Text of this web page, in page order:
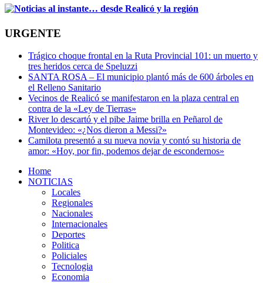
URGENTE
Trágico choque frontal en la Ruta Provincial 101: un muerto y
tres heridos cerca de Speluzzi
SANTA ROSA – El municipio plantó más de 600 árboles en
el Relleno Sanitario
Vecinos de Realicó se manifestaron en la plaza central en
contra de la «Ley de Tierras»
River lo descartó y el pibe Jaime brilla en Peñarol de
Montevideo: «¿Nos dieron a Messi?»
Camilota presentó a su nueva novia y contó su historia de
amor: «Hoy, por fin, podemos dejar de escondernos»
Home
NOTICIAS
Locales
Regionales
Nacionales
Internacionales
Deportes
Politica
Policiales
Tecnologia
Economia